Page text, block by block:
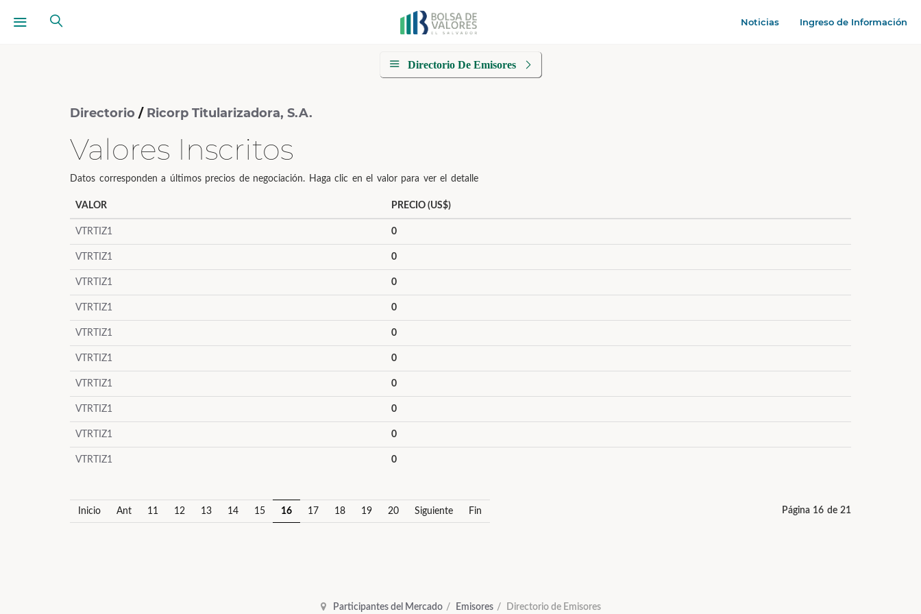
Noticias Ingreso de Información
Directorio De Emisores
Directorio / Ricorp Titularizadora, S.A.
Valores Inscritos
Datos corresponden a últimos precios de negociación. Haga clic en el valor para ver el detalle
VALOR PRECIO (US$)
VTRTIZ1 0
VTRTIZ1 0
VTRTIZ1 0
VTRTIZ1 0
VTRTIZ1 0
VTRTIZ1 0
VTRTIZ1 0
VTRTIZ1 0
VTRTIZ1 0
VTRTIZ1 0
Página 16 de 21
Inicio Ant 11 12 13 14 15 16 17 18 19 20 Siguiente Fin
Participantes del Mercado Emisores Directorio de Emisores